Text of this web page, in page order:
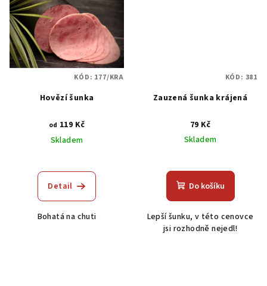
Hovězí šunka
od 119 Kč
Skladem
hodnocení
produktu
z
Detail
Bohatá na chuti
KÓD: 177/KRA
Zauzená šunka krájená
79 Kč
Skladem
hodnocení
produktu
z
5
Do košíku
Lepší šunku, v této cenovce
jsi rozhodně nejedl!
KÓD: 381